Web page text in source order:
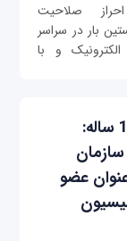
صلاحیت
بار در سراسر
و با
تحقق آرمان 13 ساله:
عضو